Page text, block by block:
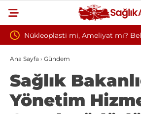
mı? Bel ve Boyun
Seçimi
Kültür ve
Ana Sayfa › Gündem
Sağlık
Yönetim